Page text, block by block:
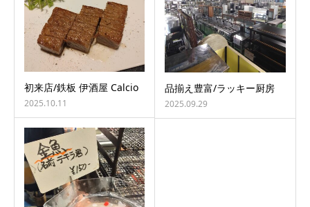
初来店/鉄板 伊酒屋 Calcio
2025.10.11
品揃え豊富/ラッキー厨房
2025.09.29